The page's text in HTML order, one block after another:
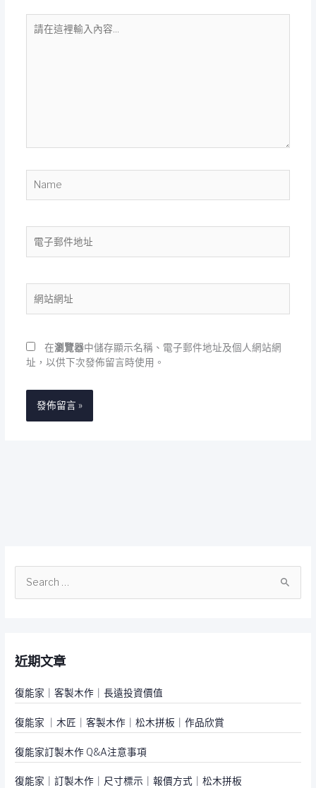
在
址
站
在瀏覽器中儲存顯示名稱、電子郵件地址及個人網站網
址，以供下次發佈留言時使用。
字
近期文章
復能家｜客製木作｜長遠投資價值
復能家 ｜木匠｜客製木作｜松木拼板｜作品欣賞
復能家訂製木作 Q&A注意事項
復能家｜訂製木作｜尺寸標示｜報價方式｜松木拼板